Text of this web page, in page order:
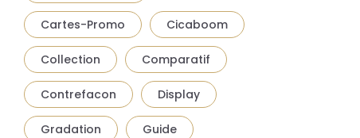
Cartes-Promo Cicaboom
Collection Comparatif
Contrefacon Display
Gradation Guide